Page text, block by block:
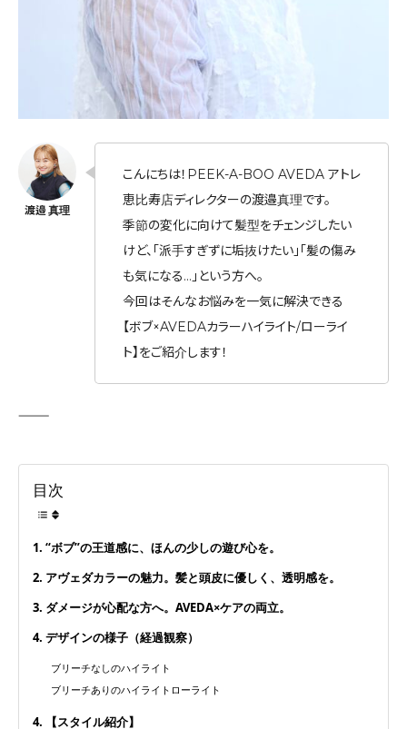
こんにちは！PEEK-A-BOO AVEDA アトレ
恵比寿店ディレクターの渡邉真理です。
季節の変化に向けて髪型をチェンジしたい
けど、「派手すぎずに垢抜けたい」「髪の傷み
も気になる…」という方へ。
今回はそんなお悩みを一気に解決できる
【ボブ×AVEDAカラーハイライト/ローライ
ト】をご紹介します！
⸻
目次
1. “ボブ”の王道感に、ほんの少しの遊び心を。
2. アヴェダカラーの魅力。髪と頭皮に優しく、透明感を。
3. ダメージが心配な方へ。AVEDA×ケアの両立。
4. デザインの様子（経過観察）
ブリーチなしのハイライト
ブリーチありのハイライトローライト
4. 【スタイル紹介】